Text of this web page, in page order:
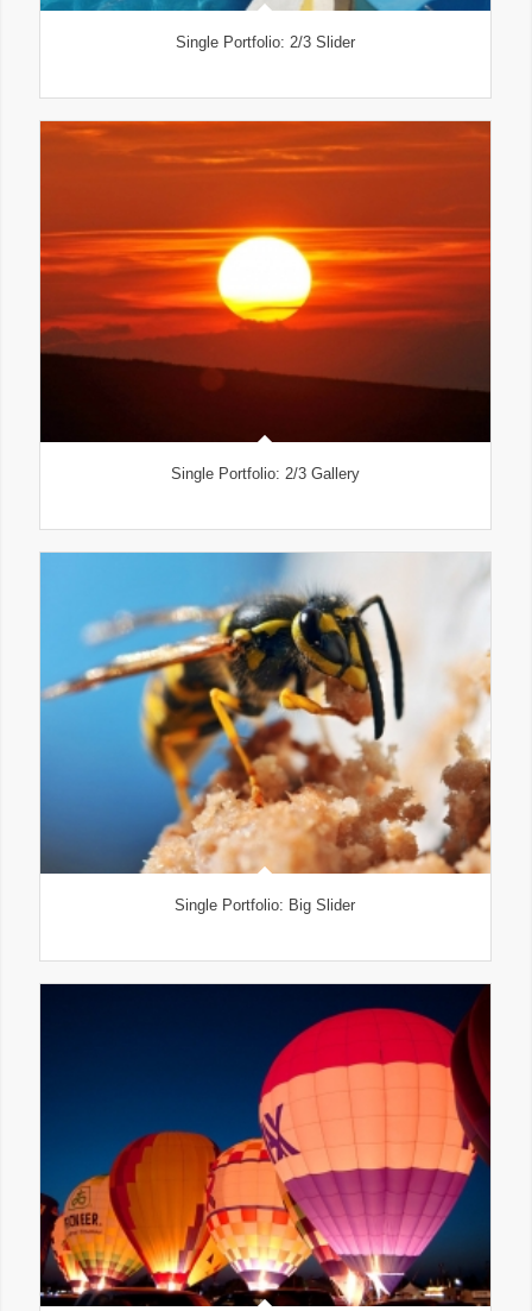
Single Portfolio: 2/3 Slider
Single Portfolio: 2/3 Gallery
Single Portfolio: Big Slider